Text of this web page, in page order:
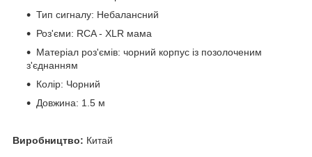
Тип сигналу: Небалансний
Роз'єми: RCA - XLR мама
Матеріал роз'ємів: чорний корпус із позолоченим
з'єднанням
Колір: Чорний
Довжина: 1.5 м
Виробництво: Китай